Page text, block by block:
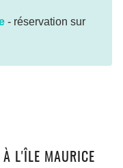
- réservation sur
À L'ÎLE MAURICE